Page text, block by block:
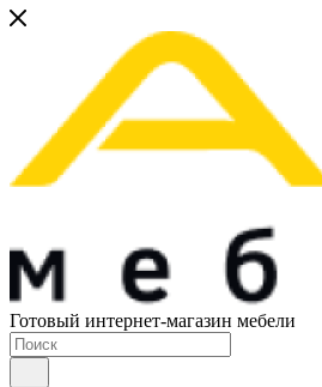
Готовый интернет-магазин мебели